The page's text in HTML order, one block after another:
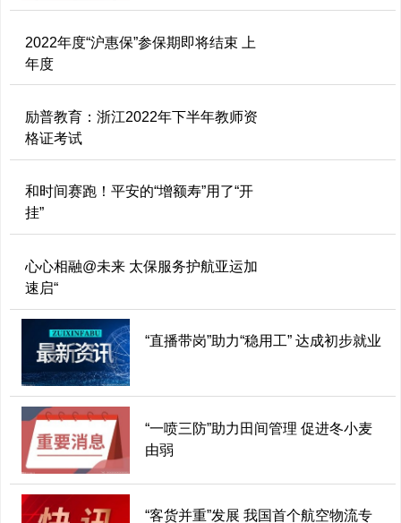
2022年度“沪惠保”参保期即将结束 上
年度
励普教育：浙江2022年下半年教师资
格证考试
和时间赛跑！平安的“增额寿”用了“开
挂”
心心相融@未来 太保服务护航亚运加
速启“
“直播带岗”助力“稳用工” 达成初步就业
“一喷三防”助力田间管理 促进冬小麦
由弱
“客货并重”发展 我国首个航空物流专